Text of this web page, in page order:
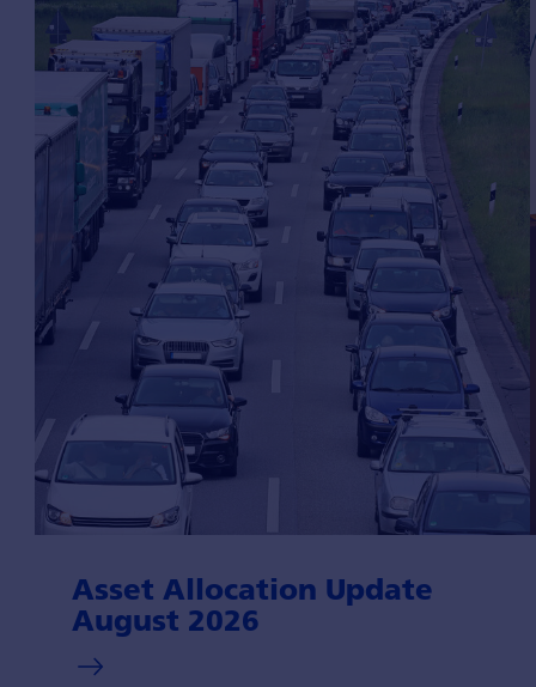
Asset Allocation Update
August 2026